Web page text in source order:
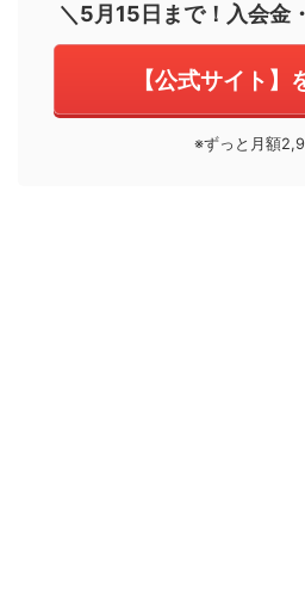
＼5月15日まで！入会金
【公式サイト】
※ずっと月額